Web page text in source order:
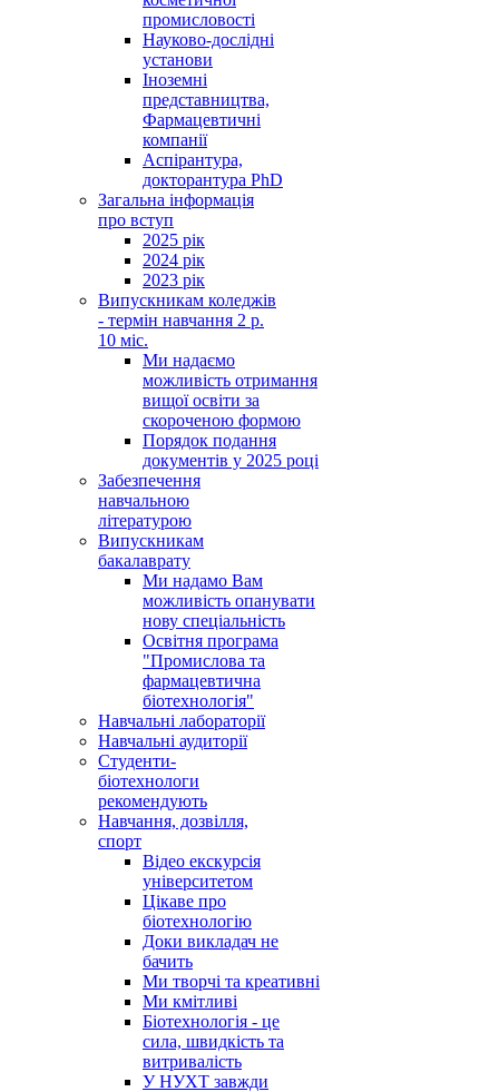
промисловості
Науково-дослідні
установи
Іноземні
представництва,
Фармацевтичні
компанії
Аспірантура,
докторантура PhD
Загальна інформація
про вступ
2025 рік
2024 рік
2023 рік
Випускникам коледжів
- термін навчання 2 р.
10 міс.
Ми надаємо
можливість отримання
вищої освіти за
скороченою формою
Порядок подання
документів у 2025 році
Забезпечення
навчальною
літературою
Випускникам
бакалаврату
Ми надамо Вам
можливість опанувати
нову спеціальність
Освітня програма
"Промислова та
фармацевтична
біотехнологія"
Навчальні лабораторії
Навчальні аудиторії
Студенти-
біотехнологи
рекомендують
Навчання, дозвілля,
спорт
Відео екскурсія
університетом
Цікаве про
біотехнологію
Доки викладач не
бачить
Ми творчі та креативні
Ми кмітливі
Біотехнологія - це
сила, швидкість та
витривалість
У НУХТ завжди